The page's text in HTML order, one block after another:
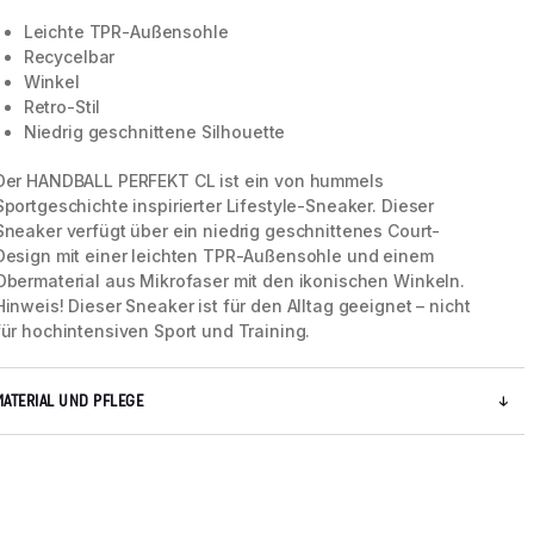
5 / 8
Leichte TPR-Außensohle
Recycelbar
Winkel
Retro-Stil
Niedrig geschnittene Silhouette
HANDBALL PERFEKT CL ist ein von hummels
inspirierter Lifestyle-Sneaker. Dieser
verfügt über ein niedrig geschnittenes Court-
mit einer leichten TPR-Außensohle und einem
aus Mikrofaser mit den ikonischen Winkeln.
Dieser Sneaker ist für den Alltag geeignet – nicht
hochintensiven Sport und Training.
UND PFLEGE